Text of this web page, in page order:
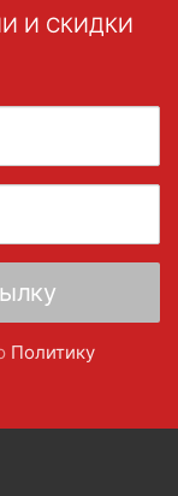
И СКИДКИ
Политику